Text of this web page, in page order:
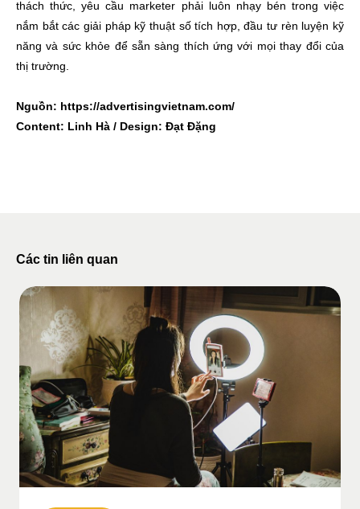
thách thức, yêu cầu marketer phải luôn nhạy bén trong việc
nắm bắt các giải pháp kỹ thuật số tích hợp, đầu tư rèn luyện kỹ
năng và sức khỏe để sẵn sàng thích ứng với mọi thay đổi của
thị trường.
Nguồn: https://advertisingvietnam.com/
Content: Linh Hà / Design: Đạt Đặng
Các tin liên quan